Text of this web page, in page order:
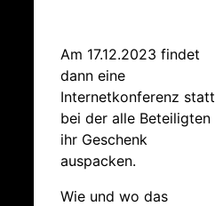
Am 17.12.2023 findet
dann eine
Internetkonferenz statt
bei der alle Beteiligten
ihr Geschenk
auspacken.
Wie und wo das